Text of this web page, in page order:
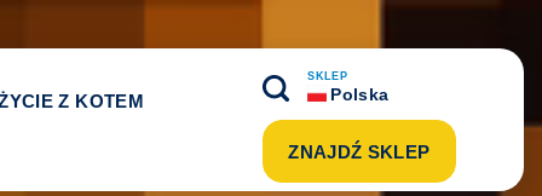
Z KOTEM
SKLEP
Polska
ZNAJDŹ SKLEP